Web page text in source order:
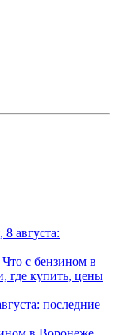
августа:
Что с бензином в
где купить, цены
последние